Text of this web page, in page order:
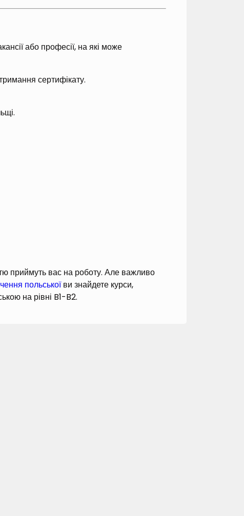
або професії, на які може
сертифікату.
приймуть вас на роботу. Але важливо
польськоїви знайдете курси,
на рівні B1-B2.